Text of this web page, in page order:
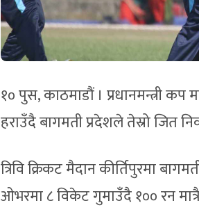
१० पुस, काठमाडौं । प्रधानमन्त्री कप
हराउँदै बागमती प्रदेशले तेस्रो जित
त्रिवि क्रिकट मैदान कीर्तिपुरमा
ओभरमा ८ विकेट गुमाउँदै १०० रन